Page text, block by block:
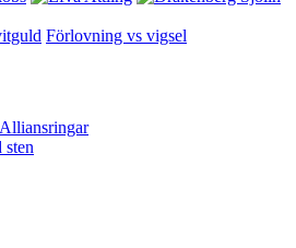
Förlovning vs vigsel
Alliansringar
sten